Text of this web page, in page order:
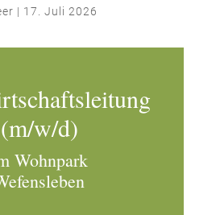
| 17. Juli 2026
(m/w/d)
Wohnpark